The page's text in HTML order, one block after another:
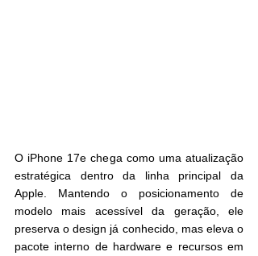
O iPhone 17e chega como uma atualização
estratégica dentro da linha principal da
Apple. Mantendo o posicionamento de
modelo mais acessível da geração, ele
preserva o design já conhecido, mas eleva o
pacote interno de hardware e recursos em